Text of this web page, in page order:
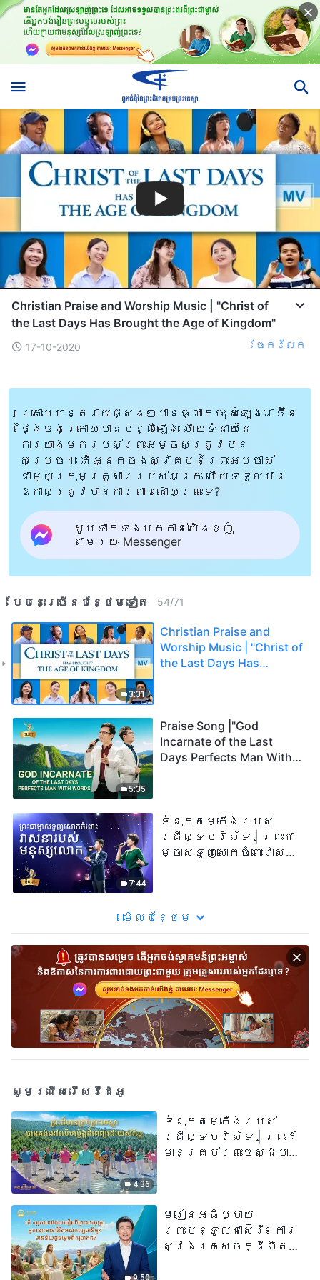
Christian Praise and Worship Music | "Christ of
the Last Days Has Brought the Age of Kingdom"
17-10-2020 ចែក​រំលែក
គ្រោះមហន្តរាយផ្សេងៗបានធ្លាក់ចុះ សំឡេងរោទិ៍នៃ
ថ្ងៃចុងក្រោយបានបន្លឺឡើង ហើយទំនាយនៃ
ការយាងមករបស់ព្រះអម្ចាស់ត្រូវបាន
សម្រេច។ តើអ្នកចង់ស្វាគមន៍ព្រះអម្ចាស់
ជាមួយក្រុមគ្រួសាររបស់អ្នក ហើយទទួលបាន
ឱកាសត្រូវបានការពារដោយព្រះទេ?
សូមទាក់ទងមកកាន់យើងខ្ញុំ
តាមរយៈ Messenger
បែបនេះ​ច្រើនបន្ថែម​ទៀត​ 54/71
3:31
Christian Praise and
Worship Music | "Christ of
the Last Days Has
5:35
Praise Song |"God
Incarnate of the Last
Days Perfects Man With
7:44
ទំនុកតម្កើង​របស់​
គ្រីស្ទបរិស័ទ | ព្រះជា
ម្ចាស់ទួញសោកចំពោះវាសនា
មើល​​បន្ថែម​
សូមជ្រើសរើសវីដេអូ
4:36
ទំនុកតម្កើង​របស់​
គ្រីស្ទបរិស័ទ​ | ព្រះដ៏
មានគ្រប់ព្រះចេស្ដាបាន
9:50
មេរៀនអធិប្បាយ
ព្រះបន្ទូលជាស៊េរី៖ ការ
ស្វែងរកសេចក្ដីពិតនៅ